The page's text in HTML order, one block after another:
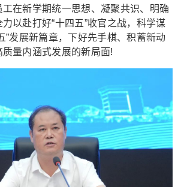
工在新学期统一思想、凝聚共识、明确
以赴打好“十四五”收官之战，科学谋
”发展新篇章，下好先手棋、积蓄新动
量内涵式发展的新局面!